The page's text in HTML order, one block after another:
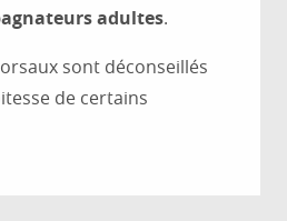
adultes.
sont déconseillés
de certains